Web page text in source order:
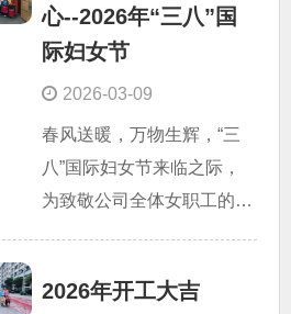
解决方案，助力稳健前行、
提质升级。 3、以客户为中
心，以实效为导向，深度适
个性化解决方案，让每一份
创新升级，实现高质量可持
心--2026年“三八”国
际妇女节
2026-03-09
春风送暖，万物生辉，“三
八”国际妇女节来临之际，
为致敬公司全体女职工的辛
司的关怀与敬意，安保诺公
2026年开工大吉